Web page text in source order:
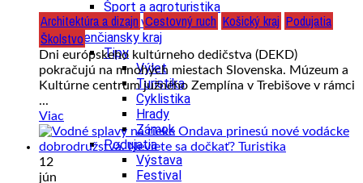
Šport a agroturistika
Školstvo
Trenčiansky kraj
Tipy
Výlet
Turistika
Cyklistika
Hrady
Zámok
Podujatia
Výstava
Festival
Architektúra a dizajn Cestovný ruch Košický kraj Podujatia
Školstvo
Dni európskeho kultúrneho dedičstva (DEKD)
pokračujú na mnohých miestach Slovenska. Múzeum a
Kultúrne centrum južného Zemplína v Trebišove v rámci
...
Viac
12
jún